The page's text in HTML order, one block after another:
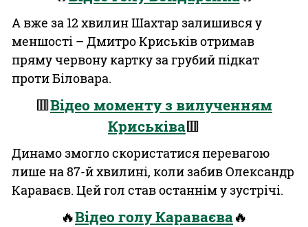
А вже за 12 хвилин Шахтар залишився у
меншості – Дмитро Криськів отримав
пряму червону картку за грубий підкат
проти Біловара.
🟥Відео моменту з вилученням
Криськіва🟥
Динамо змогло скористатися перевагою
лише на 87-й хвилині, коли забив Олександр
Караваєв. Цей гол став останнім у зустрічі.
🔥Відео голу Караваєва🔥